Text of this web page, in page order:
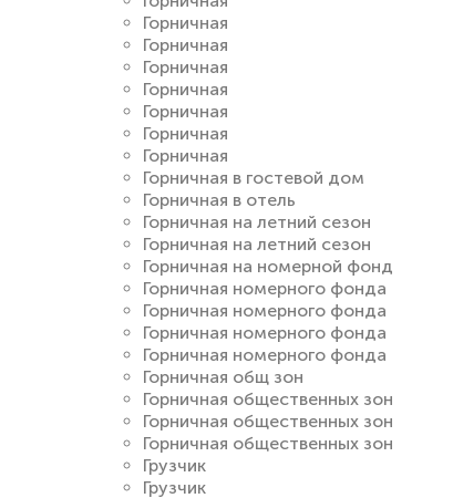
Горничная
Горничная
Горничная
Горничная
Горничная
Горничная
Горничная
Горничная в гостевой дом
Горничная в отель
Горничная на летний сезон
Горничная на летний сезон
Горничная на номерной фонд
Горничная номерного фонда
Горничная номерного фонда
Горничная номерного фонда
Горничная номерного фонда
Горничная общ зон
Горничная общественных зон
Горничная общественных зон
Горничная общественных зон
Грузчик
Грузчик